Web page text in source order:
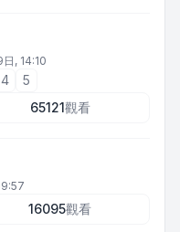
, 14:10
4
5
65121觀看
16095觀看